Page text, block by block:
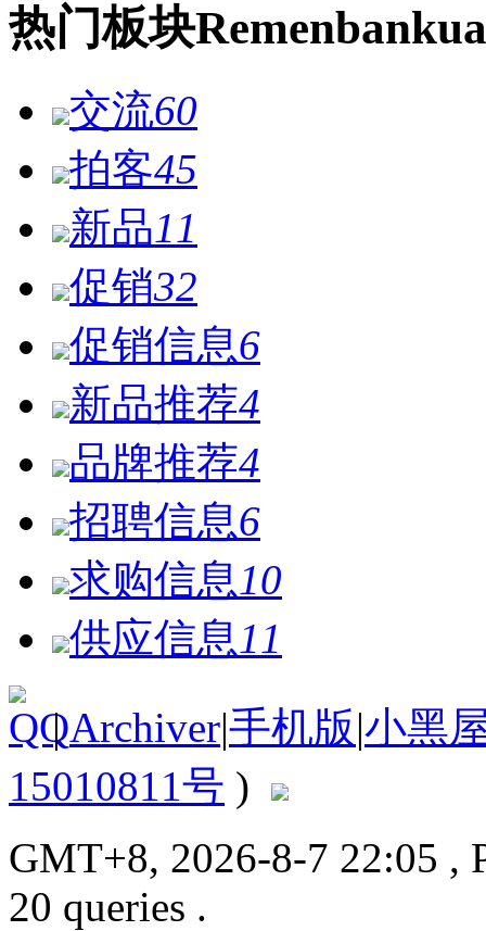
热门板块Remen
交流60
拍客45
新品11
促销32
促销信息6
新品推荐4
品牌推荐4
招聘信息6
求购信息 10
供应信息 11
| Archiver|手机版|小黑
15010811号 )
GMT+8, 2026-8-7 22:05 ,
20 queries .